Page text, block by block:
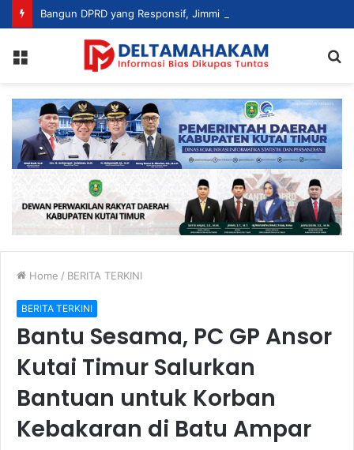
Home / BERITA TERKINI
BERITA TERKINI
Bantu Sesama, PC GP Ansor
Kutai Timur Salurkan
Bantuan untuk Korban
Kebakaran di Batu Ampar